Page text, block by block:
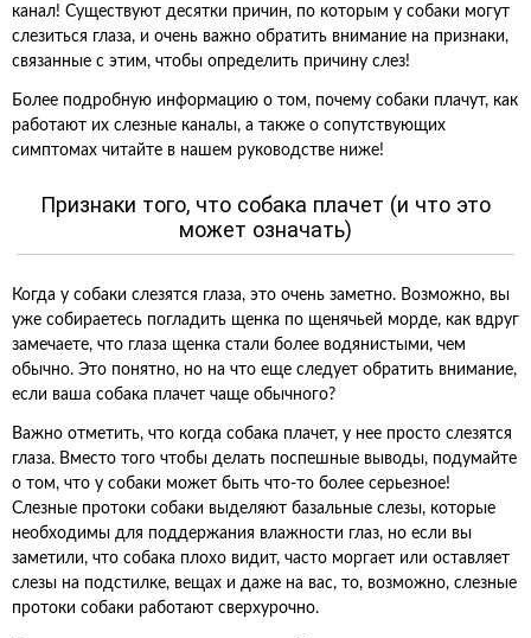
канал! Существуют десятки причин, по которым у собаки могут
слезиться глаза, и очень важно обратить внимание на признаки,
связанные с этим, чтобы определить причину слез!
Более подробную информацию о том, почему собаки плачут, как
работают их слезные каналы, а также о сопутствующих
симптомах читайте в нашем руководстве ниже!
Признаки того, что собака плачет (и что это
может означать)
Когда у собаки слезятся глаза, это очень заметно. Возможно, вы
уже собираетесь погладить щенка по щенячьей морде, как вдруг
замечаете, что глаза щенка стали более водянистыми, чем
обычно. Это понятно, но на что еще следует обратить внимание,
если ваша собака плачет чаще обычного?
Важно отметить, что когда собака плачет, у нее просто слезятся
глаза. Вместо того чтобы делать поспешные выводы, подумайте
о том, что у собаки может быть что-то более серьезное!
Слезные протоки собаки выделяют базальные слезы, которые
необходимы для поддержания влажности глаз, но если вы
заметили, что собака плохо видит, часто моргает или оставляет
слезы на подстилке, вещах и даже на вас, то, возможно, слезные
протоки собаки работают сверхурочно.